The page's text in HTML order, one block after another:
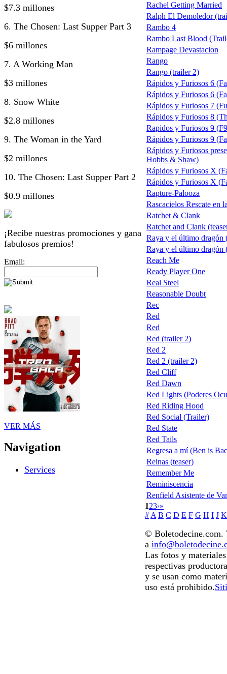
$7.3 millones
6. The Chosen: Last Supper Part 3
$6 millones
7. A Working Man
$3 millones
8. Snow White
$2.8 millones
9. The Woman in the Yard
$2 millones
10. The Chosen: Last Supper Part 2
$0.9 millones
¡Recibe nuestras promociones y gana
fabulosos premios!
Email:
VER MÁS
Navigation
Services
Rachel Getting Married
Ralph El Demoledor
Rambo 4
Rambo Last Blood
Rampage Devastacion
Rango
Rango (trailer 2)
Rápidos y Furiosos 6
Rápidos y Furiosos 6
Rápidos y Furiosos 7
Rápidos y Furiosos 8
Rapidos y Furiosos 9
Rápidos y Furiosos 9
Rápidos y Furiosos
Hobbs & Shaw)
Rápidos y Furiosos X
Rápidos y Furiosos X
Rapture-Palooza
Rascacielos Rescate en
Ratchet & Clank
Ratchet and Clank
Raya y el último dragón
Raya y el último dragón
Reach Me
Ready Player One
Real Steel
Reasonable Doubt
Rec
Red
Red
Red (trailer 2)
Red 2
Red 2 (trailer 2)
Red Cliff
Red Dawn
Red Lights (Poderes
Red Riding Hood
Red Social (Trailer)
Red State
Red Tails
Regresa a mí (Ben is
Reinas (teaser)
Remember Me
Reminiscencia
Renfield Asistente de
123›»
# A B C D E F G H I J K
© Boletodecine.com.
a
Las fotos y
respectivas
y se usan como
uso está prohibido.